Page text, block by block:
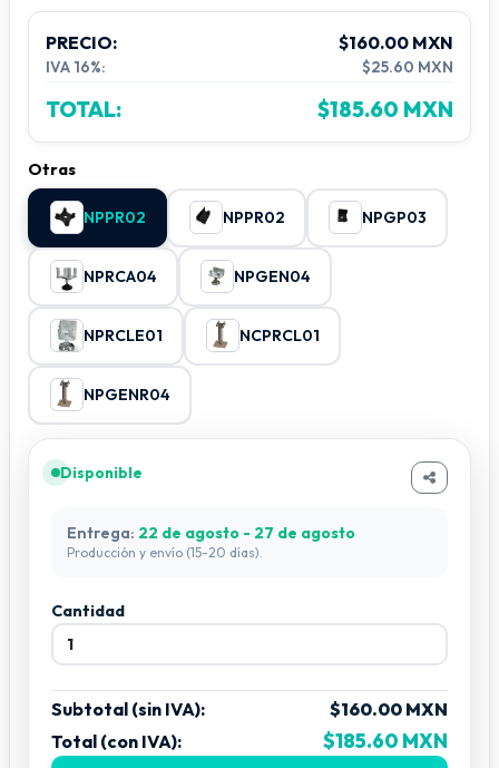
PRECIO: $160.00 MXN
IVA 16%: $25.60 MXN
TOTAL: $185.60 MXN
Otras
NPPR02 NPPR02 NPGP03
NPRCA04 NPGEN04
NPRCLE01 NCPRCL01
NPGENR04
Disponible
Entrega: 22 de agosto - 27 de agosto
Producción y envío (15-20 días).
Cantidad
Subtotal (sin IVA):
$160.00 MXN
Total (con IVA):
$185.60 MXN